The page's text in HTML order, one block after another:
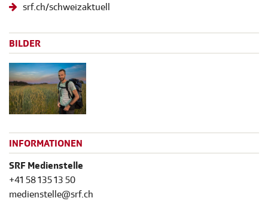
srf.ch/schweizaktuell
BILDER
INFORMATIONEN
SRF Medienstelle
+41 58 135 13 50
medienstelle@srf.ch